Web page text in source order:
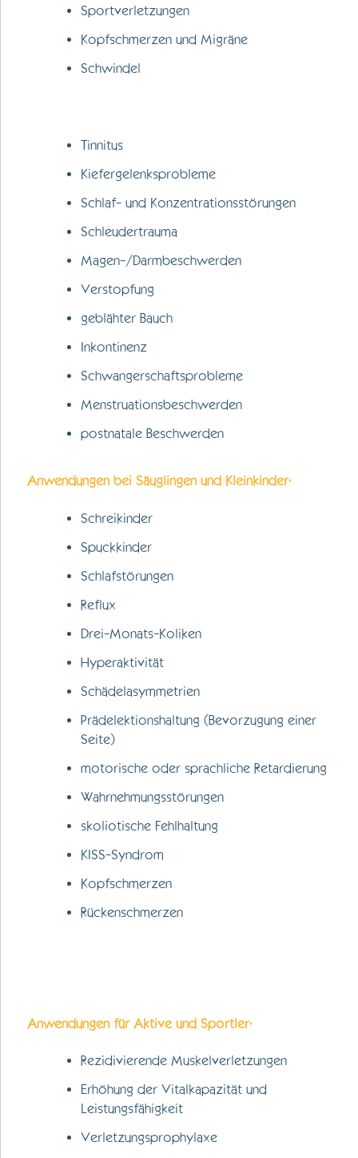
Sportverletzungen
Kopfschmerzen und Migräne
Schwindel
Tinnitus
Kiefergelenksprobleme
Schlaf- und Konzentrationsstörungen
Schleudertrauma
Magen-/Darmbeschwerden
Verstopfung
geblähter Bauch
Inkontinenz
Schwangerschaftsprobleme
Menstruationsbeschwerden
postnatale Beschwerden
Anwendungen bei Säuglingen und Kleinkinder:
Schreikinder
Spuckkinder
Schlafstörungen
Reflux
Drei-Monats-Koliken
Hyperaktivität
Schädelasymmetrien
Prädelektionshaltung (Bevorzugung einer
Seite)
motorische oder sprachliche Retardierung
Wahrnehmungsstörungen
skoliotische Fehlhaltung
KISS-Syndrom
Kopfschmerzen
Rückenschmerzen
Anwendungen für Aktive und Sportler:
Rezidivierende Muskelverletzungen
Erhöhung der Vitalkapazität und
Leistungsfähigkeit
Verletzungsprophylaxe